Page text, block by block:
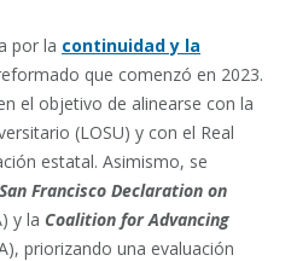
por la continuidad y la
que comenzó en 2023.
el objetivo de alinearse con la
(LOSU) y con el Real
estatal. Asimismo, se
San Francisco Declaration on
y la Coalition for Advancing
priorizando una evaluación